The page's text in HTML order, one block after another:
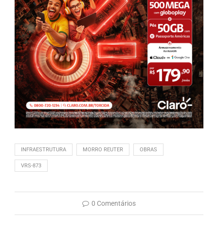
INFRAESTRUTURA MORRO REUTER OBRAS
VRS-873
0 Comentários